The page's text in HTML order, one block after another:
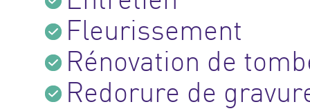
Fleurissement
Rénovation de
Redorure de